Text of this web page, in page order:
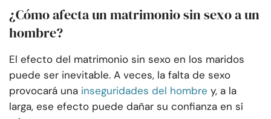
¿Cómo afecta un matrimonio sin sexo a un
hombre?
El efecto del matrimonio sin sexo en los maridos
puede ser inevitable. A veces, la falta de sexo
provocará una inseguridades del hombre y, a la
larga, ese efecto puede dañar su confianza en sí